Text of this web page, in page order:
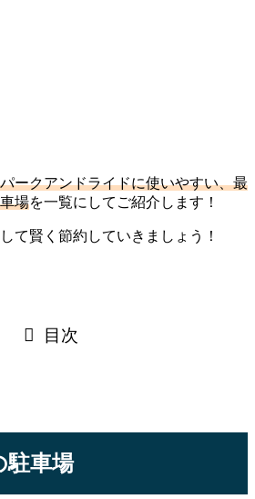
ークアンドライドに使いやすい、最
場を一覧にしてご紹介します！
て賢く節約していきましょう！
目次
駐車場